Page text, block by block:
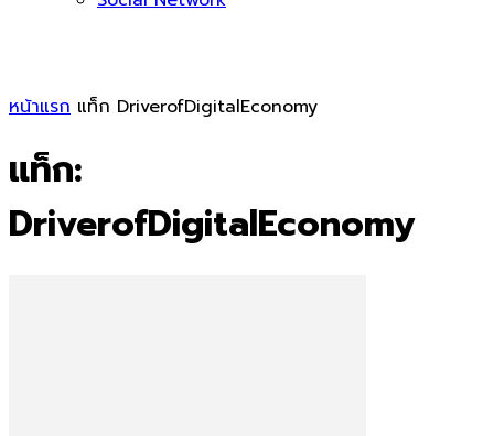
หน้าแรก แท็ก DriverofDigitalEconomy
แท็ก:
DriverofDigitalEconomy